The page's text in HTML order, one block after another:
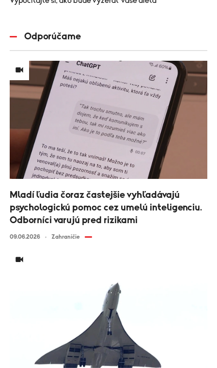
Odporúčame
Mladí ľudia čoraz častejšie vyhľadávajú
psychologickú pomoc cez umelú inteligenciu.
Odborníci varujú pred rizikami
09.06.2026 Zahraničie